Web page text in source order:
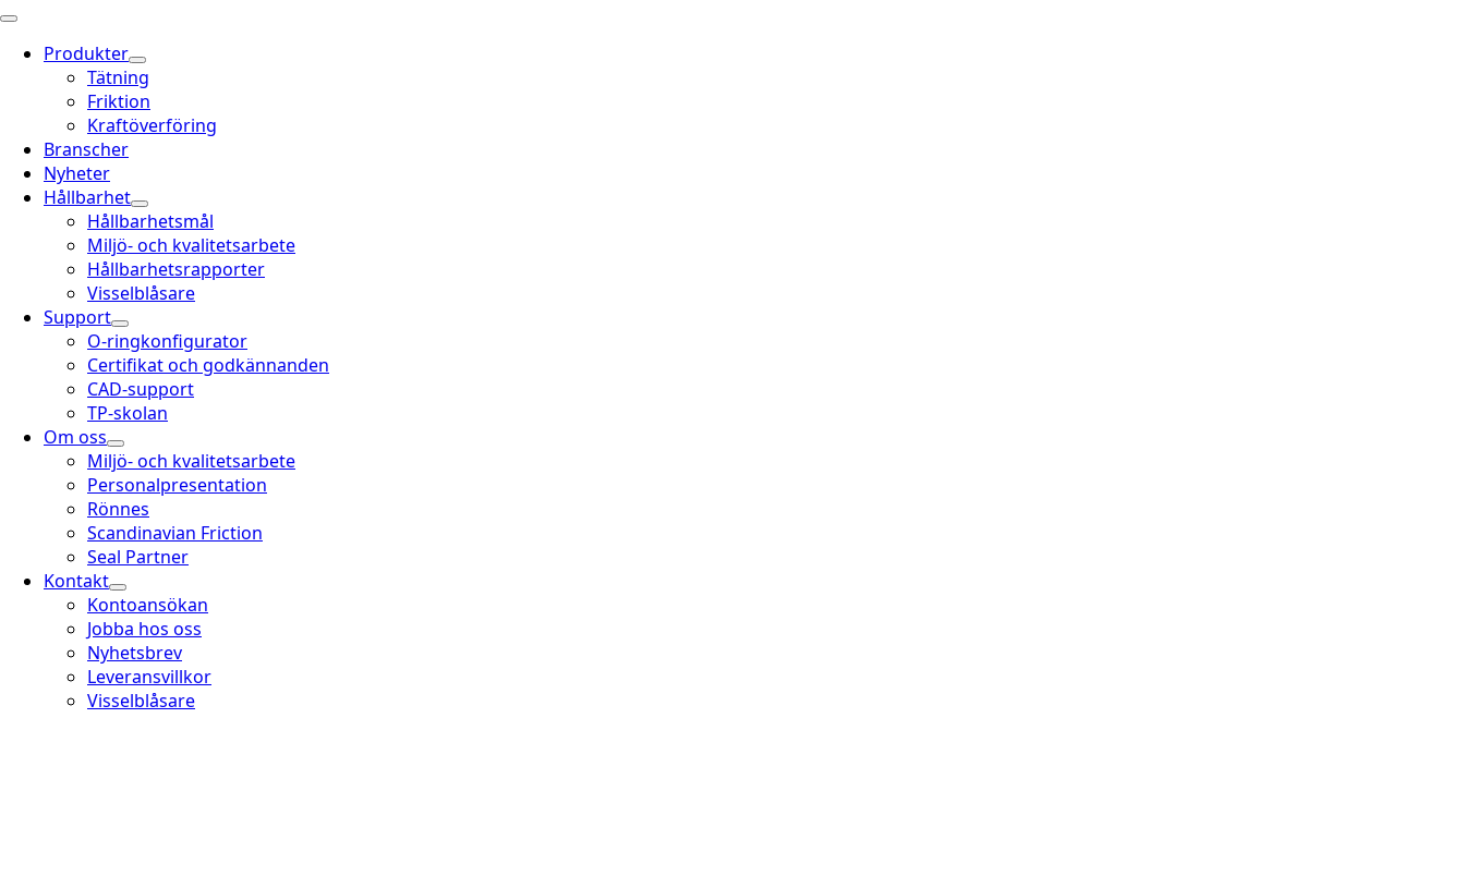
Produkter
Tätning
Friktion
Kraftöverföring
Branscher
Nyheter
Hållbarhet
Hållbarhetsmål
Miljö- och kvalitetsarbete
Hållbarhetsrapporter
Visselblåsare
Support
O-ringkonfigurator
Certifikat och godkännanden
CAD-support
TP-skolan
Om oss
Miljö- och kvalitetsarbete
Personalpresentation
Rönnes
Scandinavian Friction
Seal Partner
Kontakt
Kontoansökan
Jobba hos oss
Nyhetsbrev
Leveransvillkor
Visselblåsare